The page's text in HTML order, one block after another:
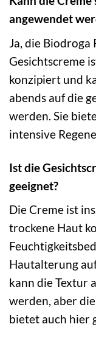
angewendet
Ja, die Biodroga
Gesichtscreme
konzipiert und
abends auf die
werden. Sie
intensive
Ist die
geeignet?
Die Creme ist
trockene Haut
Hautalterung
kann die Textur
werden, aber
bietet auch hier